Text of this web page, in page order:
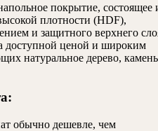
покрытие, состоящее
плотности (HDF),
и защитного верхнего
доступной ценой и широким
натуральное дерево,
обычно дешевле, чем